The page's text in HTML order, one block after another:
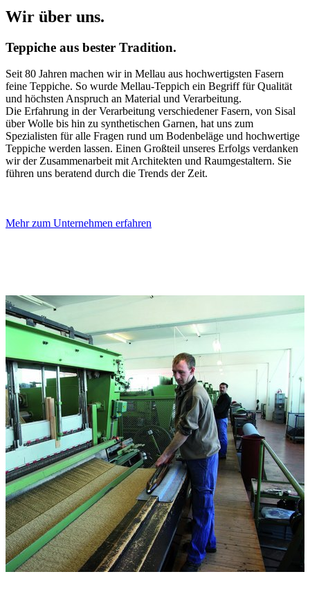
Wir über uns.
Teppiche aus bester Tradition.
Seit 80 Jahren machen wir in Mellau aus hochwertigsten Fasern
feine Teppiche. So wurde Mellau-Teppich ein Begriff für Qualität
und höchsten Anspruch an Material und Verarbeitung.
Die Erfahrung in der Verarbeitung verschiedener Fasern, von Sisal
über Wolle bis hin zu synthetischen Garnen, hat uns zum
Spezialisten für alle Fragen rund um Bodenbeläge und hochwertige
Teppiche werden lassen. Einen Großteil unseres Erfolgs verdanken
wir der Zusammenarbeit mit Architekten und Raumgestaltern. Sie
führen uns beratend durch die Trends der Zeit.
Mehr zum Unternehmen erfahren